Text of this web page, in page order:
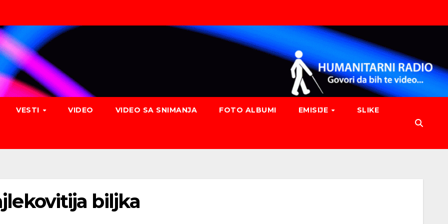
VESTI VIDEO VIDEO SA SNIMANJA FOTO ALBUMI EMISIJE SLIKE
biljka